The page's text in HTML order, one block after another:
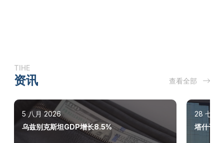
TIHE
资讯 查看全部
5 八月 2026
乌兹别克斯坦GDP增长8.5%
28 七月
塔什干